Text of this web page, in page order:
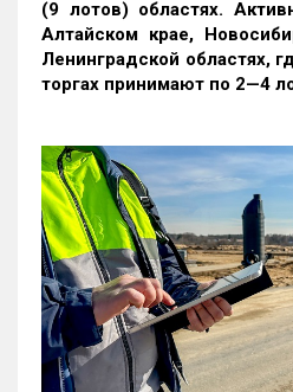
(9 лотов) областях.
Алтайском крае,
Ленинградской областях,
торгах принимают по 2—4